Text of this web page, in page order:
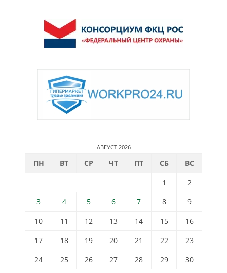
АВГУСТ 2026
ПН ВТ СР ЧТ ПТ СБ
ВС
1
2
3
4 5 6 7 8
9
10
11 12 13 14 15
16
17
18 19 20 21 22
23
24
25 26 27 28 29
30